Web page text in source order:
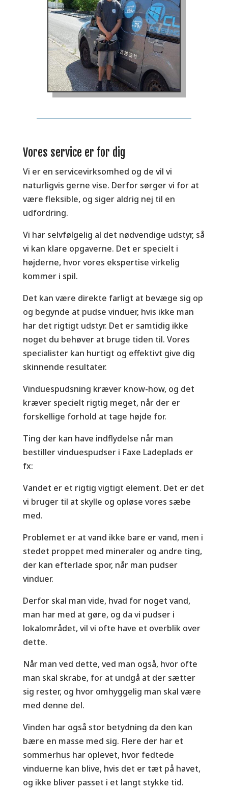
Vores service er for dig
Vi er en servicevirksomhed og de vil vi
naturligvis gerne vise. Derfor sørger vi for at
være fleksible, og siger aldrig nej til en
udfordring.
Vi har selvfølgelig al det nødvendige udstyr, så
vi kan klare opgaverne. Det er specielt i
højderne, hvor vores ekspertise virkelig
kommer i spil.
Det kan være direkte farligt at bevæge sig op
og begynde at pudse vinduer, hvis ikke man
har det rigtigt udstyr. Det er samtidig ikke
noget du behøver at bruge tiden til. Vores
specialister kan hurtigt og effektivt give dig
skinnende resultater.
Vinduespudsning kræver know-how, og det
kræver specielt rigtig meget, når der er
forskellige forhold at tage højde for.
Ting der kan have indflydelse når man
bestiller vinduespudser i Faxe Ladeplads er
fx:
Vandet er et rigtig vigtigt element. Det er det
vi bruger til at skylle og opløse vores sæbe
med.
Problemet er at vand ikke bare er vand, men i
stedet proppet med mineraler og andre ting,
der kan efterlade spor, når man pudser
vinduer.
Derfor skal man vide, hvad for noget vand,
man har med at gøre, og da vi pudser i
lokalområdet, vil vi ofte have et overblik over
dette.
Når man ved dette, ved man også, hvor ofte
man skal skrabe, for at undgå at der sætter
sig rester, og hvor omhyggelig man skal være
med denne del.
Vinden har også stor betydning da den kan
bære en masse med sig. Flere der har et
sommerhus har oplevet, hvor fedtede
vinduerne kan blive, hvis det er tæt på havet,
og ikke bliver passet i et langt stykke tid.